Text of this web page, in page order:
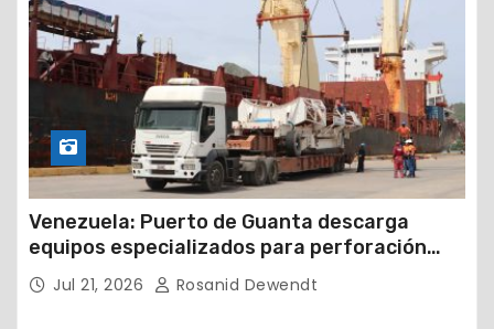
Venezuela: Puerto de Guanta descarga
equipos especializados para perforación
petrolera
Jul 21, 2026 Rosanid Dewendt